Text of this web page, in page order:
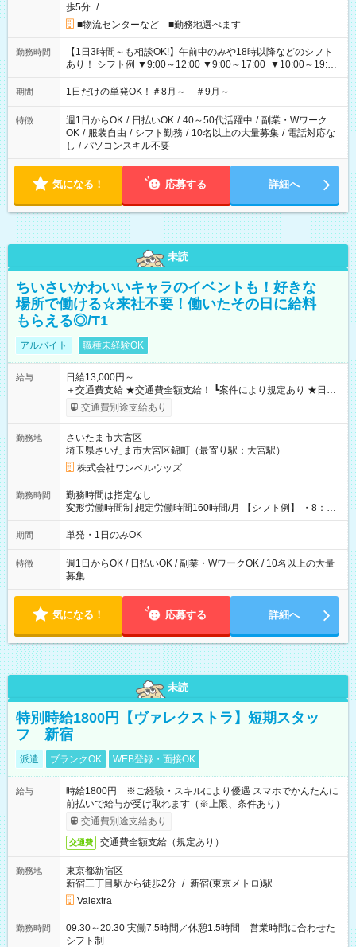
歩5分 / …
■物流センターなど ■勤務地選べます
勤務時間
【1日3時間～も相談OK!】午前中のみや18時以降などのシフト
あり！ シフト例 ▼9:00～12:00 ▼9:00～17:00 ▼10:00～19:00
▼18:00～21:00
期間 1日だけの単発OK！＃8月～ ＃9月～
特徴 週1日からOK / 日払いOK / 40～50代活躍中 / 副業・Wワーク
OK / 服装自由 / シフト勤務 / 10名以上の大量募集 / 電話対応な
し / パソコンスキル不要
気になる！ 応募する 詳細へ
未読
ちいさいかわいいキャラのイベントも！好きな
場所で働ける☆来社不要！働いたその日に給料
もらえる◎/T1
アルバイト 職種未経験OK
給与
日給13,000円～
＋交通費支給 ★交通費全額支給！ ┗案件により規定あり ★日払
いOK！（規定あり） ┗働いたその日に現金GET♪ お仕事後はコ
ンビニATMから 日払い分を引き落とせます！ 【試用期間】試
交通費別途支給あり
勤務地
さいたま市大宮区
埼玉県さいたま市大宮区錦町（最寄り駅：大宮駅）
株式会社ワンベルウッズ
勤務時間
勤務時間は指定なし
変形労働時間制 想定労働時間160時間/月 【シフト例】 ・8：00
～21：00
期間 単発・1日のみOK
特徴
週1日からOK / 日払いOK / 副業・WワークOK / 10名以上の大量
募集
気になる！ 応募する 詳細へ
未読
特別時給1800円【ヴァレクストラ】短期スタッ
フ 新宿
派遣 ブランクOK WEB登録・面接OK
給与
時給1800円 ※ご経験・スキルにより優遇 スマホでかんたんに
前払いで給与が受け取れます（※上限、条件あり）
交通費別途支給あり
交通費 交通費全額支給（規定あり）
勤務地
東京都新宿区
新宿三丁目駅から徒歩2分 / 新宿(東京メトロ)駅
Valextra
勤務時間
09:30～20:30 実働7.5時間／休憩1.5時間 営業時間に合わせた
シフト制